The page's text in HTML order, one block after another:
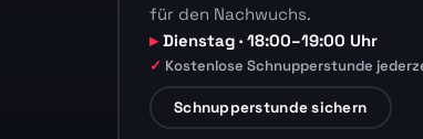
für den Nachwuchs.
Dienstag · 18:00–19:00 Uhr
Kostenlose Schnupperstunde
Schnupperstunde sichern